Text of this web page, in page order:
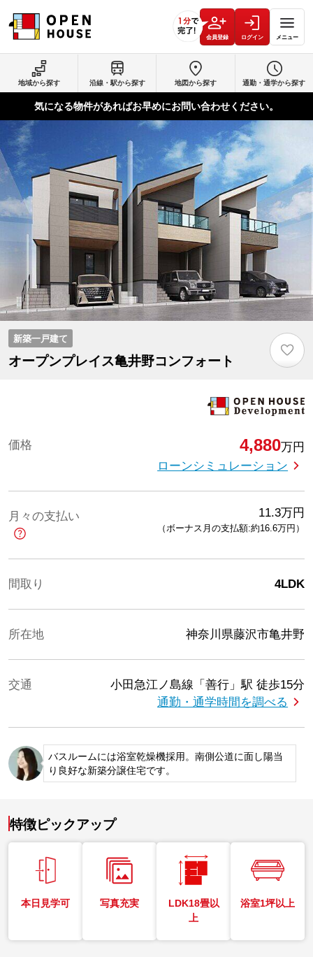
会員登録 ログイン メニュー
地域から探す 沿線・駅から探す 地図から探す 通勤・通学から探す
気になる物件があればお早めにお問い合わせください。
新築一戸建て
オープンプレイス亀井野コンフォート
♡
価格 4,880万円
ローンシミュレーション
月々の支払い 11.3万円
（ボーナス月の支払額:約16.6万円 ）
間取り 4LDK
所在地 神奈川県藤沢市亀井野
交通 小田急江ノ島線「善行」駅 徒歩15分
通勤・通学時間を調べる
バスルームには浴室乾燥機採用。南側公道に面し陽当
り良好な新築分譲住宅です。
特徴ピックアップ
本日見学可 写真充実
LDK18畳以
上
浴室1坪以上